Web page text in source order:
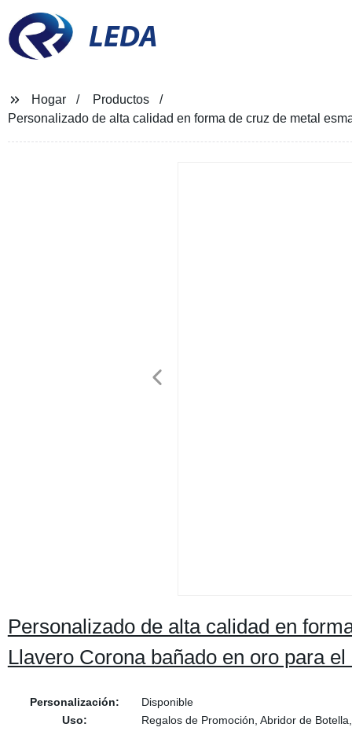
LEDA
Hogar
Productos
Personalizado de alta calidad en forma de cruz de metal
Personalizado de alta calidad en
Llavero Corona bañado en oro para
Personalización:
Disponible
Uso:
Regalos de Promoción, Abridor de